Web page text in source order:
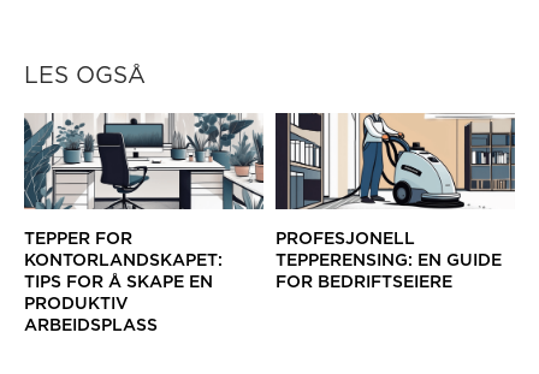
LES OGSÅ
TEPPER FOR
KONTORLANDSKAPET:
TIPS FOR Å SKAPE EN
PRODUKTIV
ARBEIDSPLASS
PROFESJONELL
TEPPERENSING: EN GUIDE
FOR BEDRIFTSEIERE